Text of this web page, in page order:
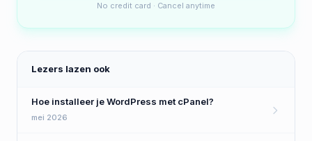
No credit card · Cancel anytime
Lezers lazen ook
Hoe installeer je WordPress met cPanel?
mei 2026